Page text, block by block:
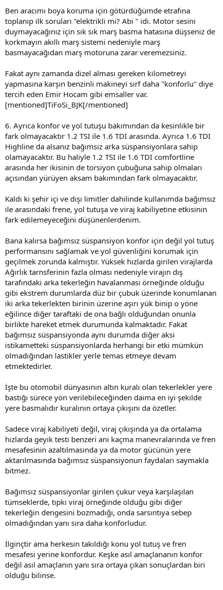
Ben aracımı boya koruma için götürdüğümde etrafına
toplanıp ilk soruları "elektrikli mi? Abi " idi. Motor sesini
duymayacağınız için sık sık marş basma hatasına düşseniz de
korkmayın akıllı marş sistemi nedeniyle marş
basmayacağıdan marş motoruna zarar veremezsiniz.
Fakat aynı zamanda dizel alması gereken kilometreyi
yapmasına karşın benzinli makineyi sırf daha "konforlu" diye
tercih eden Emir Hocam gibi emsaller var.
[mentioned]TiFoSi_BJK[/mentioned]
6. Ayrıca konfor ve yol tutuşu bakımından da kesinlikle bir
fark olmayacaktır 1.2 TSI ile 1.6 TDI arasında. Ayrıca 1.6 TDI
Highline da alsanız bağımsız arka süspansiyonlara sahip
olamayacaktır. Bu haliyle 1.2 TSI ile 1.6 TDI comfortline
arasında her ikisinin de torsiyon çubuğuna sahip olmaları
açısından yürüyen aksam bakımından fark olmayacaktır.
Kaldı ki şehir içi ve dışı limitler dahilinde kullanımda bağımsız
ile arasındaki frene, yol tutuşa ve viraj kabiliyetine etkisinin
fark edilemeyeceğini düşünenlerdenim.
Bana kalırsa bağımsız süspansiyon konfor için değil yol tutuş
performansını sağlamak ve yol güvenliğini korumak için
geçilmek zorunda kalmıştır. Yüksek hızlarda girilen virajlarda
Ağırlık tarnsferinin fazla olması nedeniyle virajın dış
tarafındaki arka tekerleğin havalanması örneğinde olduğu
gibi ekstrem durumlarda düz bir çubuk üzerinde konumlanan
iki arka tekerlekten birinin üzerine aşırı yük binip o yöne
eğilince diğer taraftaki de ona bağlı olduğundan onunla
birlikte hareket etmek durumunda kalmaktadır. Fakat
bağımsız süspansiyonda aynı durumda diğer aksi
istikametteki süspansiyonlarda herhangi bir etki mümkün
olmadığından lastikler yerle temas etmeye devam
etmektedirler.
İşte bu otomobil dünyasının altın kuralı olan tekerlekler yere
bastığı sürece yön verilebileceğinden daima en iyi şekilde
yere basmalıdır kuralının ortaya çıkışını da özetler.
Sadece viraj kabiliyeti değil, viraj çıkışında ya da ortalama
hızlarda geyik testi benzeri ani kaçma manevralarında ve fren
mesafesinin azaltılmasında ya da motor gücünün yere
aktarılmasında bağımsız süspansiyonun faydaları saymakla
bitmez.
Bağımsız süspansiyonlar girilen çukur veya karşılaşılan
tümseklerde, tıpkı viraj örneğinde olduğu gibi diğer
tekerleğin dengesini bozmadığı, onda sarsıntıya sebep
olmadığından yanı sıra daha konforludur.
İlginçtir ama herkesin takıldığı konu yol tutuş ve fren
mesafesi yerine konfordur. Keşke asıl amaçlananın konfor
değil asıl amaçlanın yanı sıra ortaya çıkan sonuçlardan biri
olduğu bilinse.